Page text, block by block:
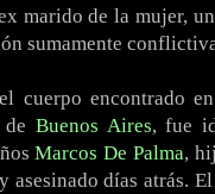
marido de la mujer,
sumamente
cuerpo encontrado
Buenos Aires, fue
Marcos De Palma,
asesinado días atrás.